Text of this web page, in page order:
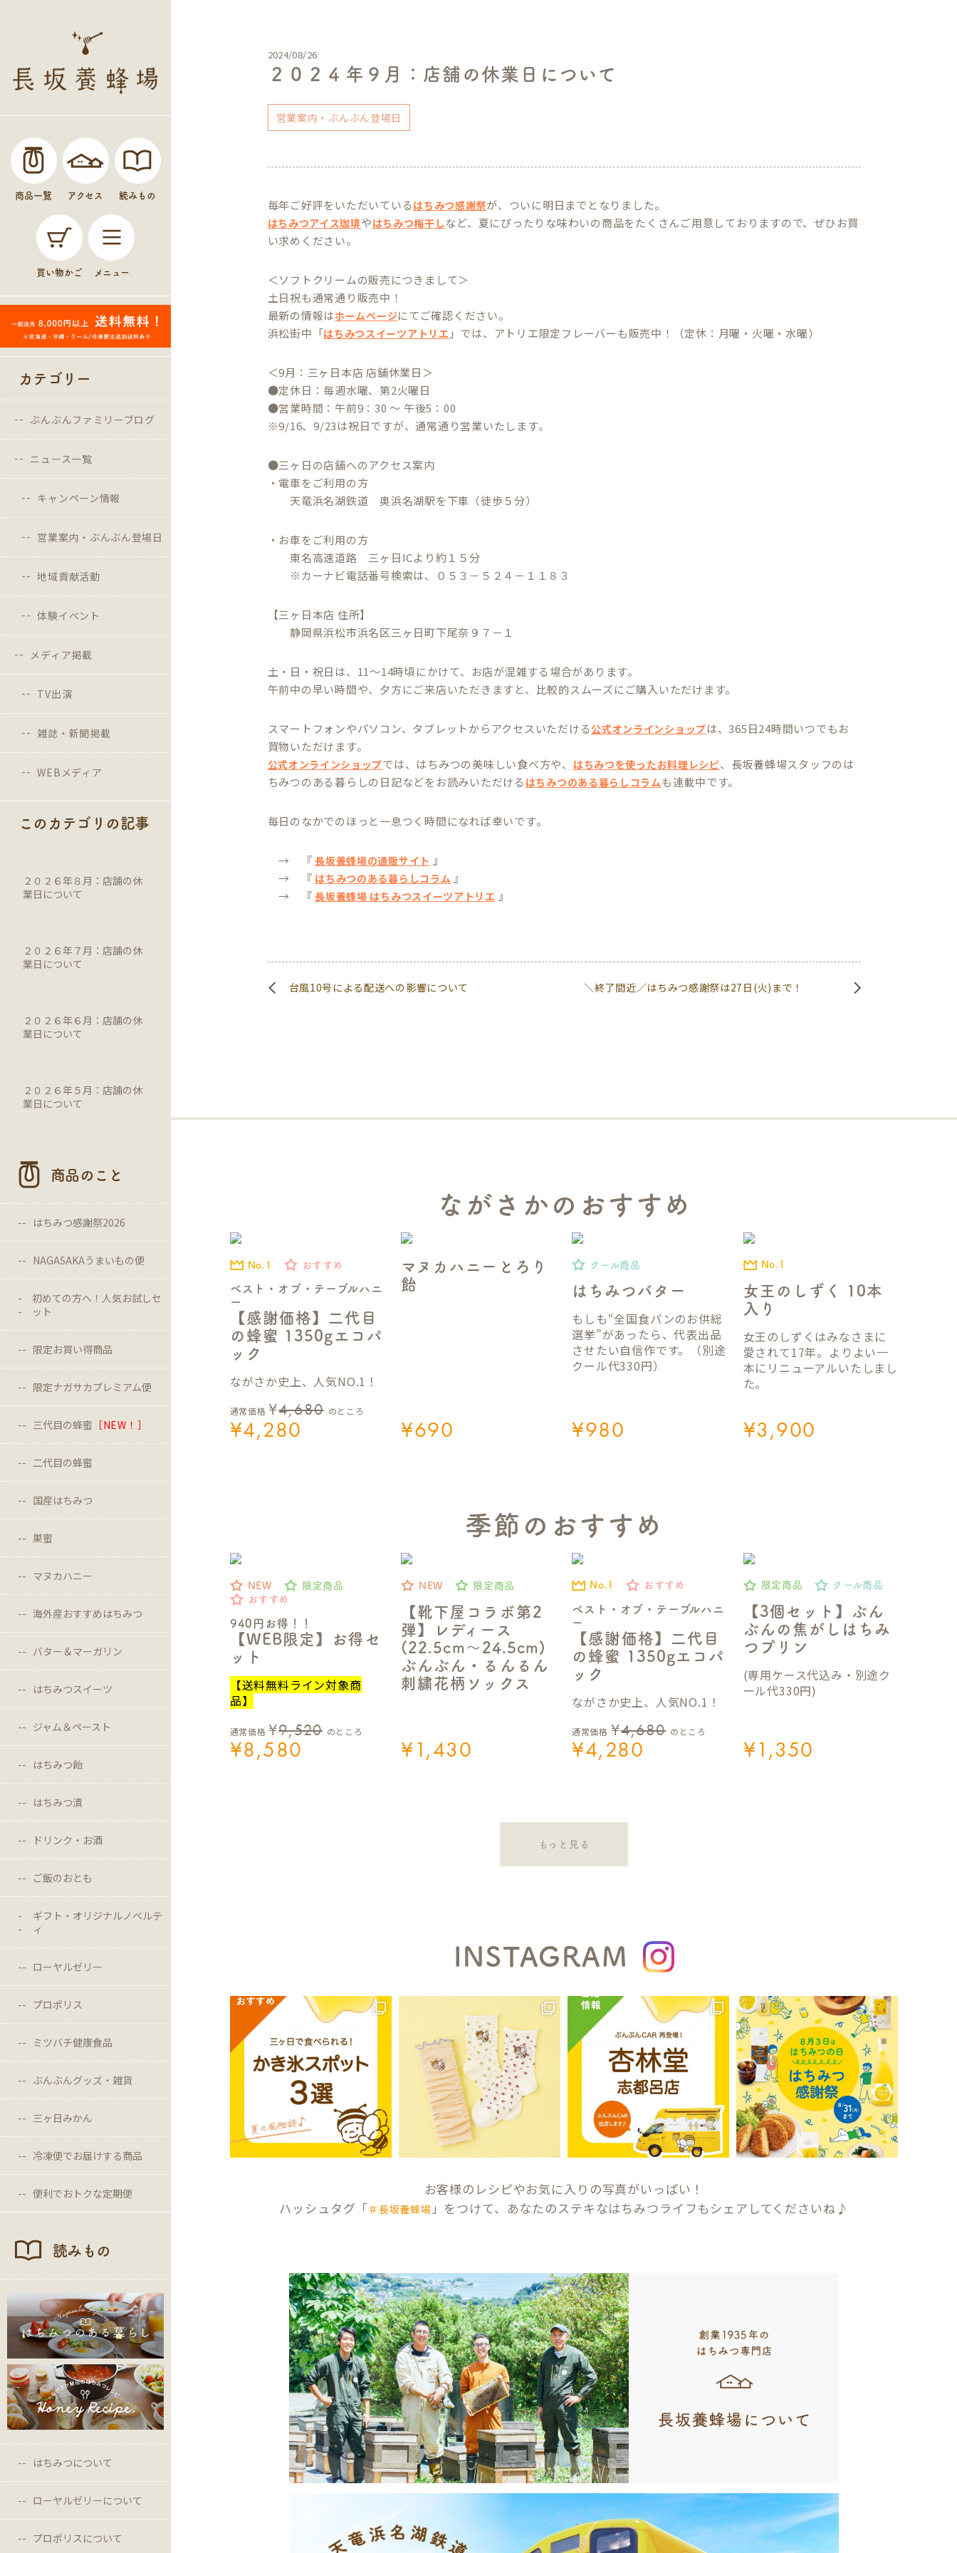
商品一覧 アクセス 読みもの
買い物かご メニュー
カテゴリー
ぶんぶんファミリーブログ
ニュース一覧
キャンペーン情報
営業案内・ぶんぶん登場日
地域貢献活動
体験イベント
メディア掲載
TV出演
雑誌・新聞掲載
WEBメディア
このカテゴリの記事
２０２６年８月：店舗の休
業日について
２０２６年７月：店舗の休
業日について
２０２６年６月：店舗の休
業日について
２０２６年５月：店舗の休
業日について
商品のこと
はちみつ感謝祭2026
NAGASAKAうまいもの便
初めての方へ！人気お試しセ
ット
限定お買い得商品
限定ナガサカプレミアム便
三代目の蜂蜜 ［NEW！］
二代目の蜂蜜
国産はちみつ
巣蜜
マヌカハニー
海外産おすすめはちみつ
バター＆マーガリン
はちみつスイーツ
ジャム＆ペースト
はちみつ飴
はちみつ漬
ドリンク・お酒
ご飯のおとも
ギフト・オリジナルノベルテ
ィ
ローヤルゼリー
プロポリス
ミツバチ健康食品
ぶんぶんグッズ・雑貨
三ヶ日みかん
冷凍便でお届けする商品
便利でおトクな定期便
読みもの
はちみつについて
ローヤルゼリーについて
プロポリスについて
2024/08/26
２０２４年９月：店舗の休業日について
営業案内・ぶんぶん登場日
毎年ご好評をいただいている はちみつ感謝祭が、ついに明日までとなりました。
はちみつアイス珈琲やはちみつ梅干しなど、夏にぴったりな味わいの商品をたくさんご用意しておりますので、ぜひお買
い求めください。
＜ソフトクリームの販売につきまして＞
土日祝も通常通り販売中！
最新の情報はホームページにてご確認ください。
浜松街中「はちみつスイーツアトリエ 」では、アトリエ限定フレーバーも販売中！（定休：月曜・火曜・水曜）
＜9月：三ヶ日本店 店舗休業日＞
●定休日：毎週水曜、第2火曜日
●営業時間：午前9：30 ～ 午後5：00
※9/16、9/23は祝日ですが、通常通り営業いたします。
●三ヶ日の店舗へのアクセス案内
・電車をご利用の方
天竜浜名湖鉄道 奥浜名湖駅を下車（徒歩５分）
・お車をご利用の方
東名高速道路 三ヶ日ICより約１５分
※カーナビ電話番号検索は、０５３－５２４－１１８３
【三ヶ日本店 住所】
静岡県浜松市浜名区三ヶ日町下尾奈９７－１
土・日・祝日は、11～14時頃にかけて、お店が混雑する場合があります。
午前中の早い時間や、夕方にご来店いただきますと、比較的スムーズにご購入いただけます。
スマートフォンやパソコン、タブレットからアクセスいただける 公式オンラインショップは、365日24時間いつでもお
買物いただけます。
公式オンラインショップでは、はちみつの美味しい食べ方や、 はちみつを使ったお料理レシピ、長坂養蜂場スタッフのは
ちみつのある暮らしの日記などをお読みいただける はちみつのある暮らしコラムも連載中です。
毎日のなかでのほっと一息つく時間になれば幸いです。
→ 『長坂養蜂場の通販サイト 』
→ 『 はちみつのある暮らしコラム 』
→ 『長坂養蜂場 はちみつスイーツアトリエ 』
台風10号による配送への影響について ＼終了間近／はちみつ感謝祭は27日(火)まで！
ながさかのおすすめ
ベスト・オブ・テーブルハニ
ー
【感謝価格】二代目
の蜂蜜 1350gエコパ
ック
No.1 おすすめ
通常価格 ¥4,680 のところ
¥4,280
ながさか史上、人気NO.1！
マヌカハニーとろり
飴
¥690
はちみつバター
クール商品
¥980
もしも“全国食パンのお供総
選挙”があったら、代表出品
させたい自信作です。（別途
クール代330円）
女王のしずく 10本
入り
No.1
¥3,900
女王のしずくはみなさまに
愛されて17年。よりよい一
本にリニューアルいたしまし
た。
季節のおすすめ
940円お得！！
【WEB限定】お得セ
ット
NEW
限定商品
おすすめ
通常価格 ¥9,520 のところ
¥8,580
【送料無料ライン対象商
品】
【靴下屋コラボ第2
弾】レディース
(22.5cm～24.5cm)
ぶんぶん・るんるん
刺繍花柄ソックス
NEW 限定商品
¥1,430
ベスト・オブ・テーブルハニ
ー
【感謝価格】二代目
の蜂蜜 1350gエコパ
ック
No.1 おすすめ
通常価格 ¥4,680 のところ
¥4,280
ながさか史上、人気NO.1！
【3個セット】ぶん
ぶんの焦がしはちみ
つプリン
限定商品 クール商品
¥1,350
(専用ケース代込み・別途ク
ール代330円)
もっと見る
INSTAGRAM
お客様のレシピやお気に入りの写真がいっぱい！
ハッシュタグ「＃長坂養蜂場 」をつけて、あなたのステキなはちみつライフもシェアしてくださいね♪